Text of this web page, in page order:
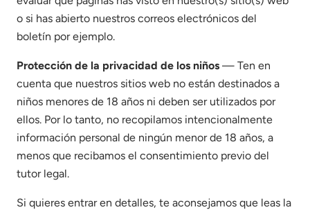
o si has abierto nuestros correos electrónicos del
boletín por ejemplo.
Protección de la privacidad de los niños — Ten en
cuenta que nuestros sitios web no están destinados a
niños menores de 18 años ni deben ser utilizados por
ellos. Por lo tanto, no recopilamos intencionalmente
información personal de ningún menor de 18 años, a
menos que recibamos el consentimiento previo del
tutor legal.
Si quieres entrar en detalles, te aconsejamos que leas la